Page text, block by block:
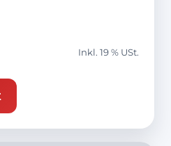
Inkl. 19 % USt.